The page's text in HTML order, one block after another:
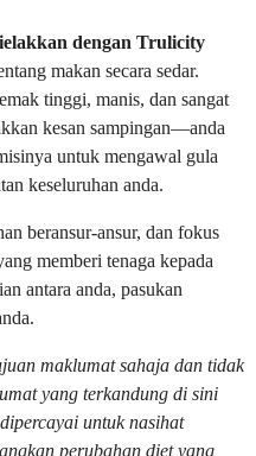
dengan Trulicity
makan secara sedar.
tinggi, manis, dan sangat
kesan sampingan—anda
untuk mengawal gula
keseluruhan anda.
beransur-ansur, dan fokus
memberi tenaga kepada
antara anda, pasukan
maklumat sahaja dan tidak
yang terkandung di sini
untuk nasihat
perubahan diet yang